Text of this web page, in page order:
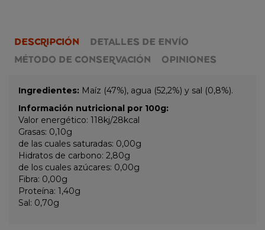
DESCRIPCIÓN
DETALLES DE ENVÍO
MÉTODO DE CONSERVACIÓN
OPINIONES
Ingredientes: Maíz (47%), agua (52,2%) y sal (0,8%).
Información nutricional por 100g:
Valor energético: 118kj/28kcal
Grasas: 0,10g
de las cuales saturadas: 0,00g
Hidratos de carbono: 2,80g
de los cuales azúcares: 0,00g
Fibra: 0,00g
Proteína: 1,40g
Sal: 0,70g